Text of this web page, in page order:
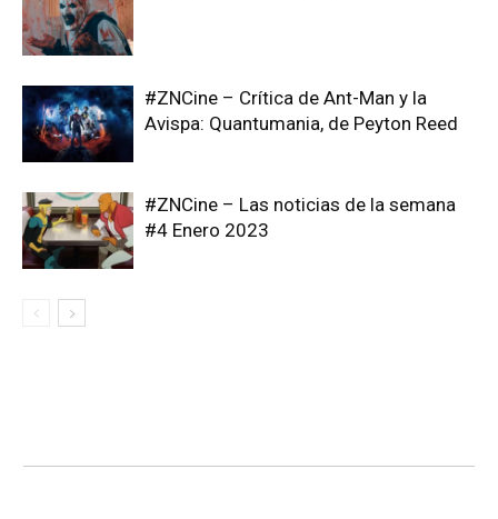
#ZNCine – Crítica de Ant-Man y la
Avispa: Quantumania, de Peyton Reed
#ZNCine – Las noticias de la semana
#4 Enero 2023